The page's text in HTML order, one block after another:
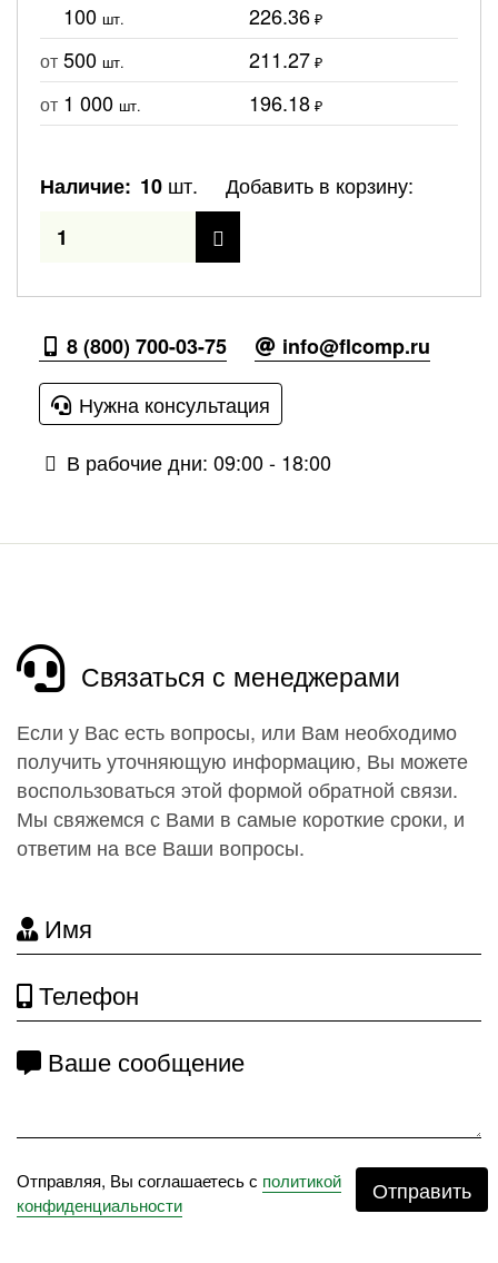
100 шт. 226.36 ₽
от 500 шт. 211.27 ₽
от 1 000 шт. 196.18 ₽
Наличие: 10 шт. Добавить в корзину:
8 (800) 700-03-75
info@flcomp.ru
Нужна консультация
В рабочие дни: 09:00 - 18:00
Связаться с менеджерами
Если у Вас есть вопросы, или Вам необходимо
получить уточняющую информацию, Вы можете
воспользоваться этой формой обратной связи.
Мы свяжемся с Вами в самые короткие сроки, и
ответим на все Ваши вопросы.
Имя
Телефон
Ваше сообщение
Отправляя, Вы соглашаетесь с политикой
конфиденциальности
Отправить